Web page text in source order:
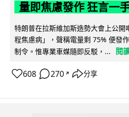
量即焦慮發作 狂言一
特朗普在拉斯維加斯造勢大會上公開
程焦慮病」，聲稱電量剩 75% 便發
制令。惟專業車媒隨即反駁，...
閱
608 270 ↗ 分享